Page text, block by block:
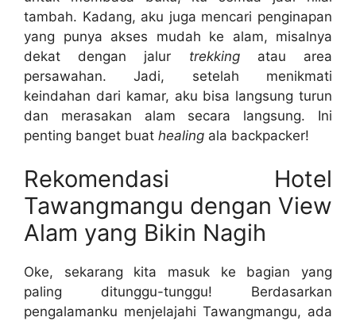
tambah. Kadang, aku juga mencari penginapan
yang punya akses mudah ke alam, misalnya
dekat dengan jalur trekkingatau area
persawahan. Jadi, setelah menikmati
keindahan dari kamar, aku bisa langsung turun
dan merasakan alam secara langsung. Ini
penting banget buat healing ala backpacker!
Rekomendasi Hotel
Tawangmangu dengan View
Alam yang Bikin Nagih
Oke, sekarang kita masuk ke bagian yang
paling ditunggu-tunggu! Berdasarkan
pengalamanku menjelajahi Tawangmangu, ada